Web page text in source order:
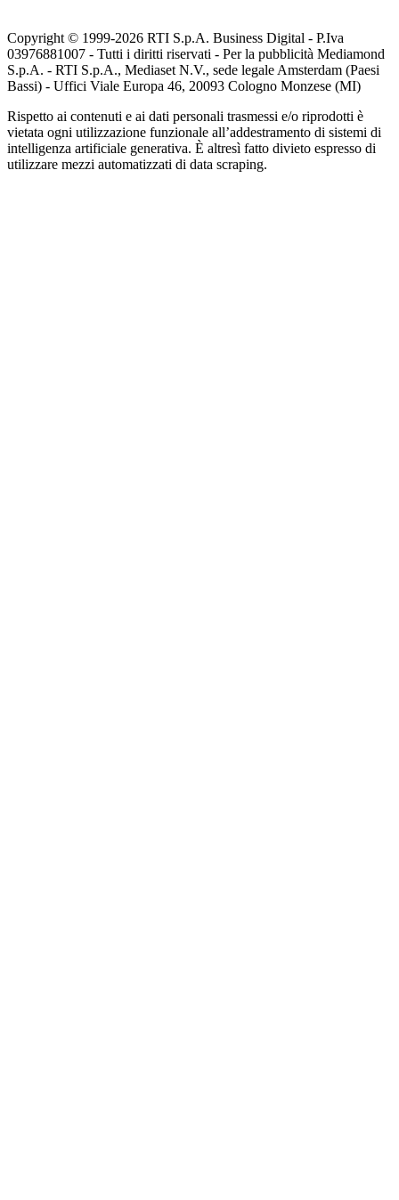
Copyright © 1999-2026 RTI S.p.A. Business Digital - P.Iva
03976881007 - Tutti i diritti riservati - Per la pubblicità Mediamond
S.p.A. - RTI S.p.A., Mediaset N.V., sede legale Amsterdam (Paesi
Bassi) - Uffici Viale Europa 46, 20093 Cologno Monzese (MI)
Rispetto ai contenuti e ai dati personali trasmessi e/o riprodotti è
vietata ogni utilizzazione funzionale all’addestramento di sistemi di
intelligenza artificiale generativa. È altresì fatto divieto espresso di
utilizzare mezzi automatizzati di data scraping.